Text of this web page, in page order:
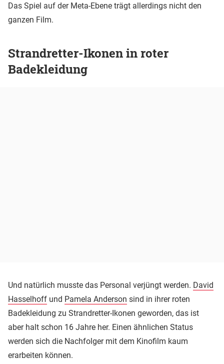
Das Spiel auf der Meta-Ebene trägt allerdings nicht den
ganzen Film.
Strandretter-Ikonen in roter
Badekleidung
Und natürlich musste das Personal verjüngt werden. David
Hasselhoff und Pamela Anderson sind in ihrer roten
Badekleidung zu Strandretter-Ikonen geworden, das ist
aber halt schon 16 Jahre her. Einen ähnlichen Status
werden sich die Nachfolger mit dem Kinofilm kaum
erarbeiten können.